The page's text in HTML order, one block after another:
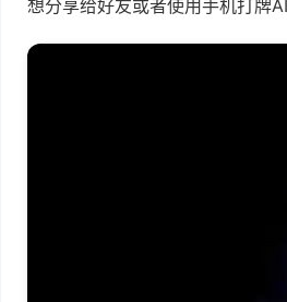
想分享给好友或者使用手机打牌